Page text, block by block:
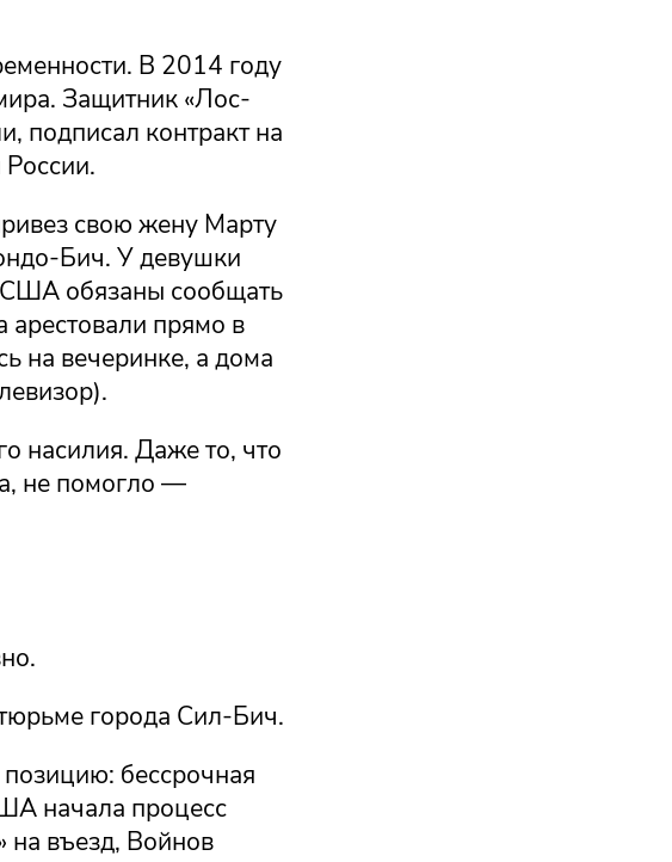
В 2014 году
Защитник «Лос-
подписал контракт на
свою жену Марту
Бич. У девушки
США обязаны сообщать
прямо в
на вечеринке, а дома
насилия. Даже то, что
не помогло —
города Сил-Бич.
бессрочная
начала процесс
на въезд, Войнов